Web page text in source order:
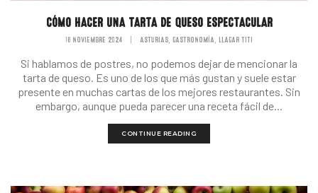
CÓMO HACER UNA TARTA DE QUESO ESPECTACULAR
18 NOVIEMBRE 2024 ASTURIAS, GASTRONOMÍA, LLAGAR TITI
Si hablamos de postres, no podemos dejar de mencionar la
tarta de queso. Es uno de los que más gustan y suele estar
presente en muchas cartas de los mejores restaurantes. Sin
embargo, aunque pueda parecer una receta fácil de...
CONTINUE READING